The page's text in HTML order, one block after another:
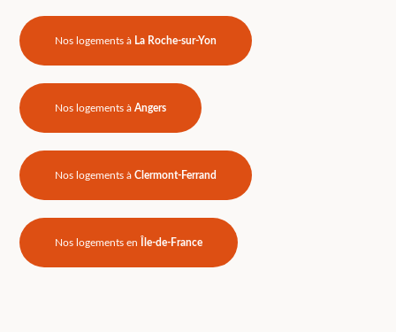
Nos logements à La Roche-sur-Yon
Nos logements àAngers
Nos logements àClermont-Ferrand
Nos logements en Île-de-France